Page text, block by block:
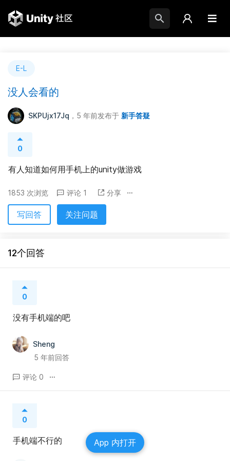
E-L
没人会看的
SKPUjx17Jq ，5 年前发布于 新手答疑
0
有人知道如何用手机上的unity做游戏
1853 次浏览 评论 1 分享
写回答 关注问题
12个回答
0
没有手机端的吧
Sheng
5 年前回答
评论 0
0
手机端不行的 App 内打开